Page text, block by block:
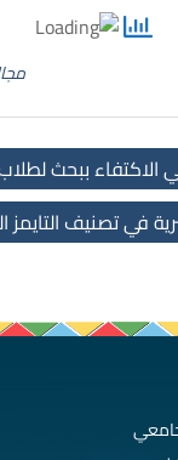
الاكتفاء ببحث